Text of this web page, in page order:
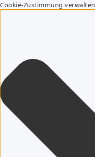
Cookie-Zustimmung verwalten